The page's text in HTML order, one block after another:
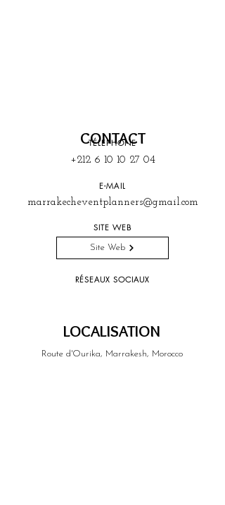
TÉLEPHONE
CONTACT
+212 6 10 10 27 04
E-MAIL
marrakecheventplanners@gmail.com
SITE WEB
Site Web
RÉSEAUX SOCIAUX
LOCALISATION
Route d'Ourika, Marrakesh, Morocco